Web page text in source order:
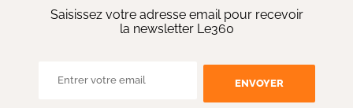
Saisissez votre adresse email pour recevoir
la newsletter Le360
ENVOYER